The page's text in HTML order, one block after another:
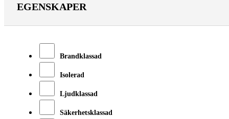
EGENSKAPER
Brandklassad
Isolerad
Ljudklassad
Säkerhetsklassad